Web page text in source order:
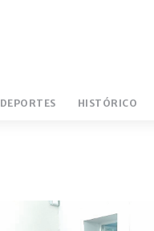
DEPORTES HISTÓRICO